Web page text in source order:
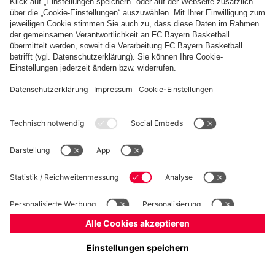
Kinder- und Jugendschutz Hinweisgebersystem FAQ Kontakt
Verträge hier kündigen Cookie-Einstellungen